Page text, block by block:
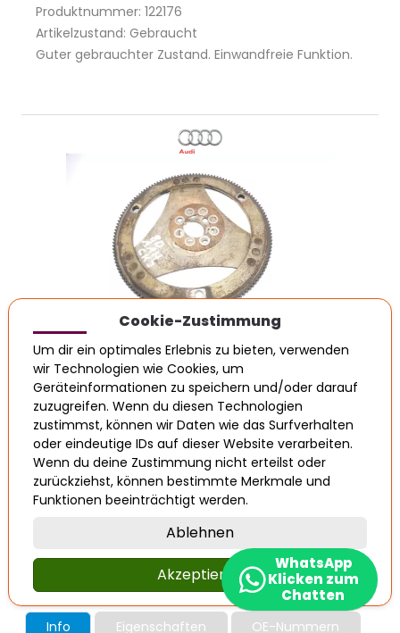
Produktnummer: 122176
Artikelzustand: Gebraucht
Guter gebrauchter Zustand. Einwandfreie Funktion.
Audi A6 Mitnehmerscheibe
Schwungscheibe Automatikgetriebe
Automatik 2,8 2.6
Info Eigenschaften OE-Nummern
Inkl. MwSt. 19%
€ 121,99
Auf Lager
In den Warenkorb legen
WhatsApp
Klicken zum
Chatten
Cookie-Zustimmung
Um dir ein optimales Erlebnis zu bieten, verwenden
wir Technologien wie Cookies, um
Geräteinformationen zu speichern und/oder darauf
zuzugreifen. Wenn du diesen Technologien
zustimmst, können wir Daten wie das Surfverhalten
oder eindeutige IDs auf dieser Website verarbeiten.
Wenn du deine Zustimmung nicht erteilst oder
zurückziehst, können bestimmte Merkmale und
Funktionen beeinträchtigt werden.
Ablehnen
Akzeptieren